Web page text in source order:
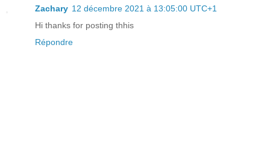
Zachary 12 décembre 2021 à 13:05:00 UTC+1
Hi thanks for posting thhis
Répondre